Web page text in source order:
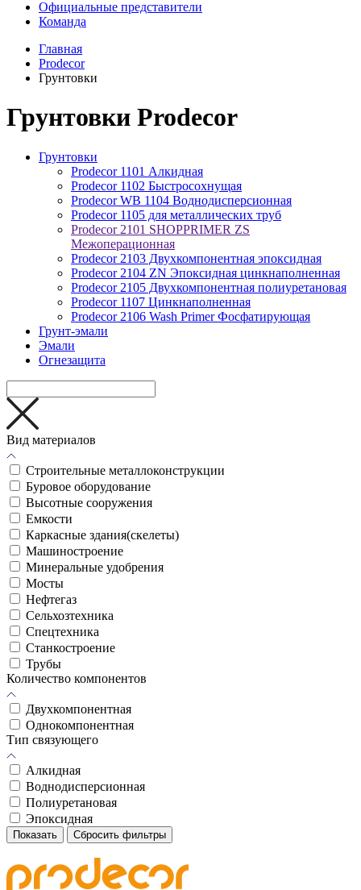
Официальные представители
Команда
Главная
Prodecor
Грунтовки
Грунтовки Prodecor
Грунтовки
Prodecor 1101 Алкидная
Prodecor 1102 Быстросохнущая
Prodecor WB 1104 Воднодисперсионная
Prodecor 1105 для металлических труб
Prodecor 2101 SHOPPRIMER ZS
Межоперационная
Prodecor 2103 Двухкомпонентная эпоксидная
Prodecor 2104 ZN Эпоксидная цинкнаполненная
Prodecor 2105 Двухкомпонентная полиуретановая
Prodecor 1107 Цинкнаполненная
Prodecor 2106 Wash Primer Фосфатирующая
Грунт-эмали
Эмали
Огнезащита
Вид материалов
Cтроительные металлоконструкции
Буровое оборудование
Высотные сооружения
Емкости
Каркасные здания(скелеты)
Машиностроение
Минеральные удобрения
Мосты
Нефтегаз
Сельхозтехника
Спецтехника
Станкостроение
Трубы
Количество компонентов
Двухкомпонентная
Однокомпонентная
Тип связующего
Алкидная
Воднодисперсионная
Полиуретановая
Эпоксидная
Показать Сбросить фильтры